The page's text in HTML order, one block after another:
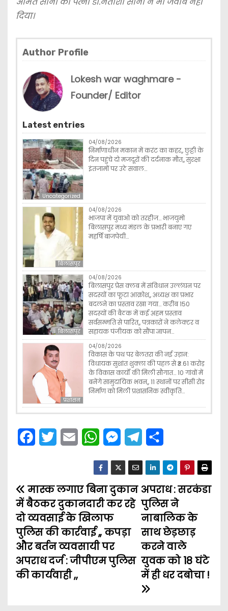
दिया।
Author Profile
Lokesh war waghmare -
Founder/ Editor
Latest entries
Uncategorized
04/08/2026
निर्माणाधीन मकान में करंट का कहर,, छुट्टी के
दिन पहुंचे दो मजदूरों की दर्दनाक मौत,, सुरक्षा
इंतजामों पर उठे सवाल…
बिलासपुर
04/08/2026
भाजपा में युवाओ को तरहीज… भाजयुमो
बिलासपुर मध्य मंडल के प्रभारी बनाए गए
महर्षि बाजपेयी…
बिलासपुर
04/08/2026
बिलासपुर प्रेस क्लब में संविधान उल्लंघन पर
सदस्यों का फूटा आक्रोश,, अध्यक्ष का प्रभार
बदलने का प्रस्ताव रखा गया… करीब 150
सदस्यों की बैठक में कई अहम प्रस्ताव
सर्वसम्मति से पारित,, पत्रकारों ने कलेक्टर व
सहायक पंजीयक को सौंपा ज्ञापन…
प्रशासन
04/08/2026
विकास के पथ पर बेलतरा की नई उड़ान:
विधायक सुशांत शुक्ला की पहल से ₹3.61 करोड़
के विकास कार्यों की मिली सौगात… 10 गांवों में
बनेंगे सामुदायिक भवन,, 11 स्थानों पर सीसी रोड
निर्माण को मिली प्रशासनिक स्वीकृति…
e
b
o
o
k
t
t
e
r
i
l
W
a
t
s
A
p
p
M
s
s
e
g
e
l
e
g
r
a
m
a
r
e
P
o
s
t
n
अपराध : सरकंडा
पुलिस ने
नाबालिक के
साथ छेड़छाड़
करने वाले
युवक को 18 घंटे
में ही धर दबोचा !
मास्क लगाए बिना दुकान
में बैठकर दुकानदारी कर रहे
दो व्यवसाई के खिलाफ
पुलिस की कार्रवाई ,, कपड़ा
और बर्तन व्यवसायी पर
अपराध दर्ज : जीपीएम पुलिस
की कार्यवाही ,,